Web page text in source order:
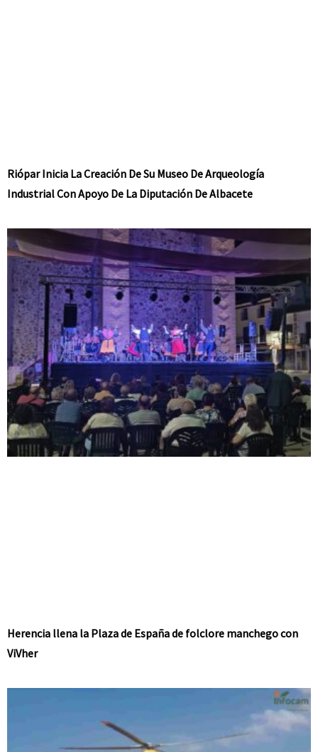
Riópar Inicia La Creación De Su Museo De Arqueología
Industrial Con Apoyo De La Diputación De Albacete
Herencia llena la Plaza de España de folclore manchego con
ViVher